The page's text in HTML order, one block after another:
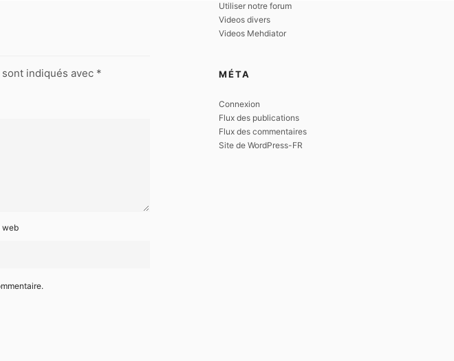
indiqués avec *
web
Utiliser notre forum
Videos divers
Videos Mehdiator
MÉTA
Connexion
Flux des publications
Flux des commentaires
Site de WordPress-FR